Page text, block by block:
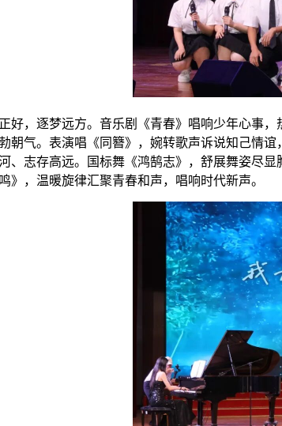
好，逐梦远方。音乐剧《青春》唱响少年心事
朝气。表演唱《同簪》，婉转歌声诉说知己情
、志存高远。国标舞《鸿鹄志》，舒展舞姿尽
》，温暖旋律汇聚青春和声，唱响时代新声。